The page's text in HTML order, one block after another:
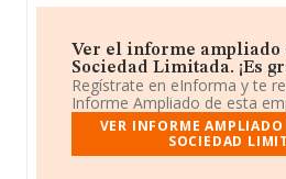
Ver el informe ampliado
Sociedad Limitada. ¡Es
Regístrate en eInforma y te
Informe Ampliado de esta
VER INFORME
SOCIEDAD